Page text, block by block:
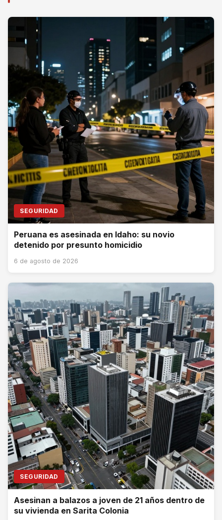
SEGURIDAD
Peruana es asesinada en Idaho: su novio
detenido por presunto homicidio
6 de agosto de 2026
SEGURIDAD
Asesinan a balazos a joven de 21 años dentro de
su vivienda en Sarita Colonia